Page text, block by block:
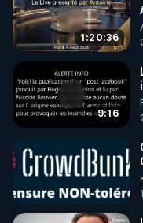
http://rgnr.li/news
🌱 VIDÉOS NON
Toutes les vidéos
http://rgnr.li/odysee
🌱 LES STAGES
http://rgnr.li/stages
1:20:36
9:16